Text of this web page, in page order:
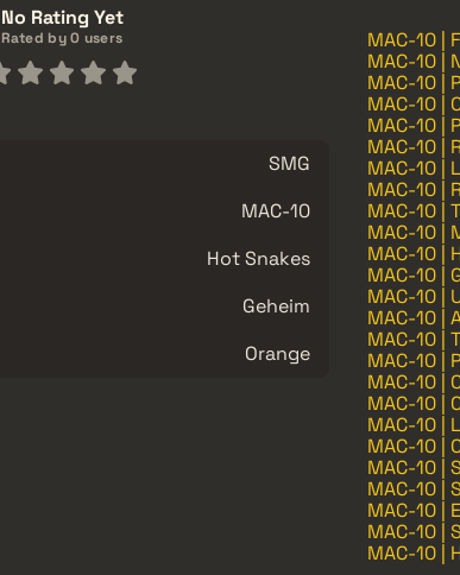
No Rating Yet
Rated by 0 users
SMG
MAC-10
Hot Snakes
Geheim
Orange
MAC-10 |
MAC-10 |
MAC-10 |
MAC-10 |
MAC-10 |
MAC-10 |
MAC-10 |
MAC-10 |
MAC-10 |
MAC-10 |
MAC-10 |
MAC-10 |
MAC-10 |
MAC-10 |
MAC-10 |
MAC-10 |
MAC-10 |
MAC-10 |
MAC-10 |
MAC-10 |
MAC-10 |
MAC-10 |
MAC-10 |
MAC-10 |
MAC-10 |